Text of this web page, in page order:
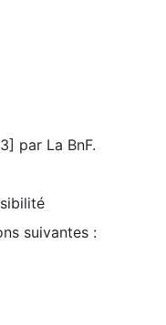
par La BnF.
suivantes :